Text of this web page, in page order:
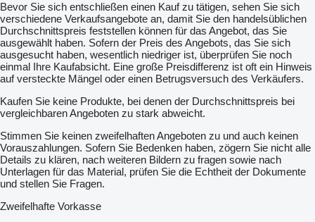
Bevor Sie sich entschließen einen Kauf zu tätigen, sehen Sie sich
verschiedene Verkaufsangebote an, damit Sie den handelsüblichen
Durchschnittspreis feststellen können für das Angebot, das Sie
ausgewählt haben. Sofern der Preis des Angebots, das Sie sich
ausgesucht haben, wesentlich niedriger ist, überprüfen Sie noch
einmal Ihre Kaufabsicht. Eine große Preisdifferenz ist oft ein Hinweis
auf versteckte Mängel oder einen Betrugsversuch des Verkäufers.
Kaufen Sie keine Produkte, bei denen der Durchschnittspreis bei
vergleichbaren Angeboten zu stark abweicht.
Stimmen Sie keinen zweifelhaften Angeboten zu und auch keinen
Vorauszahlungen. Sofern Sie Bedenken haben, zögern Sie nicht alle
Details zu klären, nach weiteren Bildern zu fragen sowie nach
Unterlagen für das Material, prüfen Sie die Echtheit der Dokumente
und stellen Sie Fragen.
Zweifelhafte Vorkasse